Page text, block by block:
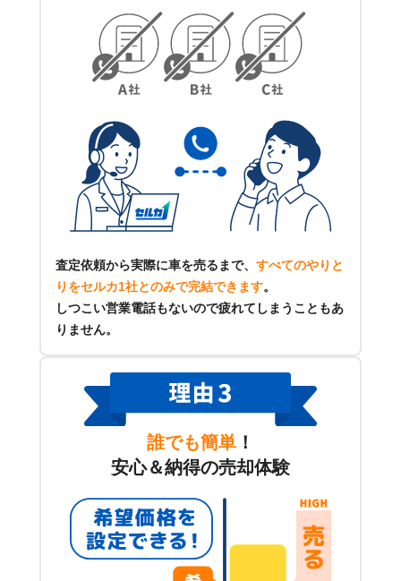
査定依頼から実際に車を売るまで、 すべてのやりと
りをセルカ1社とのみで完結できます。
しつこい営業電話もないので疲れてしまうこともあ
りません。
誰でも簡単 ！
安心＆納得の売却体験